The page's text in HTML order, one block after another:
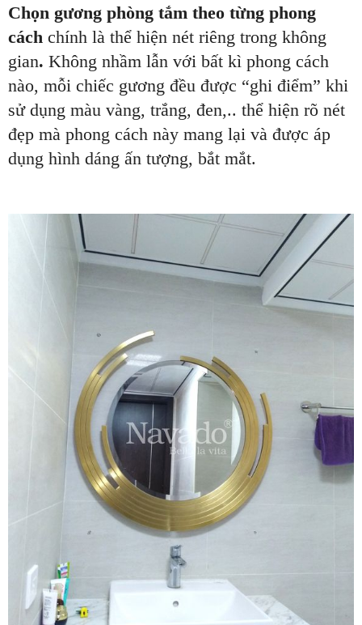
Chọn gương phòng tắm theo từng phong
cách chính là thể hiện nét riêng trong không
gian. Không nhầm lẫn với bất kì phong cách
nào, mỗi chiếc gương đều được “ghi điểm” khi
sử dụng màu vàng, trắng, đen,.. thể hiện rõ nét
đẹp mà phong cách này mang lại và được áp
dụng hình dáng ấn tượng, bắt mắt.